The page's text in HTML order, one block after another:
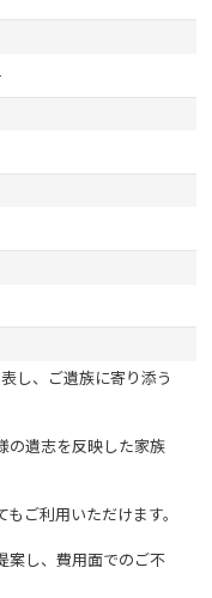
し、ご遺族に寄り添う
の遺志を反映した家族
ご利用いただけます。
案し、費用面でのご不